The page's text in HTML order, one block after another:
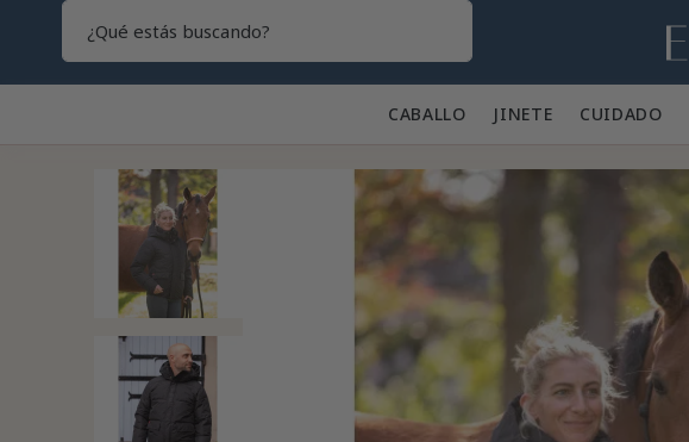
CABALLO 🐎 JINETE 👕 CUIDADO 🪮